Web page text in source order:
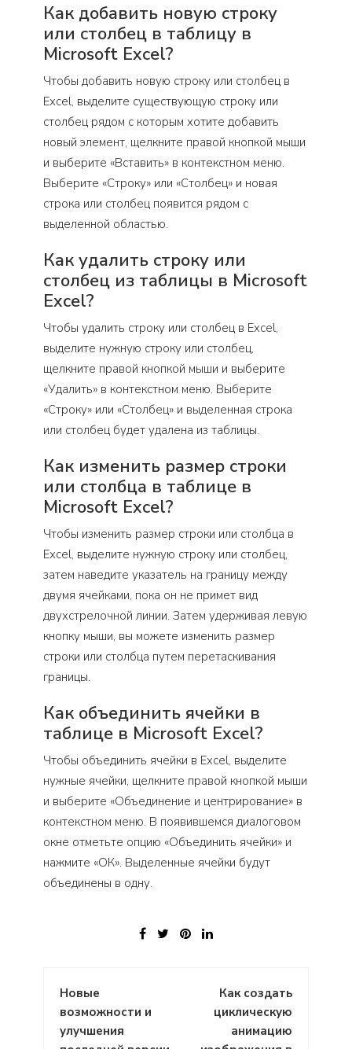
Как добавить новую строку
или столбец в таблицу в
Microsoft Excel?
Чтобы добавить новую строку или столбец в
Excel, выделите существующую строку или
столбец рядом с которым хотите добавить
новый элемент, щелкните правой кнопкой мыши
и выберите «Вставить» в контекстном меню.
Выберите «Строку» или «Столбец» и новая
строка или столбец появится рядом с
выделенной областью.
Как удалить строку или
столбец из таблицы в Microsoft
Excel?
Чтобы удалить строку или столбец в Excel,
выделите нужную строку или столбец,
щелкните правой кнопкой мыши и выберите
«Удалить» в контекстном меню. Выберите
«Строку» или «Столбец» и выделенная строка
или столбец будет удалена из таблицы.
Как изменить размер строки
или столбца в таблице в
Microsoft Excel?
Чтобы изменить размер строки или столбца в
Excel, выделите нужную строку или столбец,
затем наведите указатель на границу между
двумя ячейками, пока он не примет вид
двухстрелочной линии. Затем удерживая левую
кнопку мыши, вы можете изменить размер
строки или столбца путем перетаскивания
границы.
Как объединить ячейки в
таблице в Microsoft Excel?
Чтобы объединить ячейки в Excel, выделите
нужные ячейки, щелкните правой кнопкой мыши
и выберите «Объединение и центрирование» в
контекстном меню. В появившемся диалоговом
окне отметьте опцию «Объединить ячейки» и
нажмите «ОК». Выделенные ячейки будут
объединены в одну.
Навигация
по
записям
Новые
возможности и
улучшения
Как создать
циклическую
анимацию